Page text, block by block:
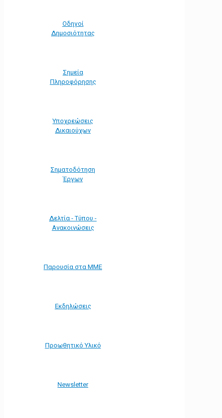
Οδηγοί
Δημοσιότητας
Σημεία
Πληροφόρησης
Υποχρεώσεις
Δικαιούχων
Σηματοδότηση
Έργων
Δελτία - Τύπου -
Ανακοινώσεις
Παρουσία στα ΜΜΕ
Εκδηλώσεις
Προωθητικό Υλικό
Νewsletter